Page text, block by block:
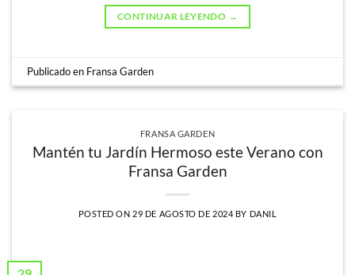
CONTINUAR LEYENDO →
Publicado en Fransa Garden
FRANSA GARDEN
Mantén tu Jardín Hermoso este Verano con
Fransa Garden
POSTED ON 29 DE AGOSTO DE 2024 BY DANIL